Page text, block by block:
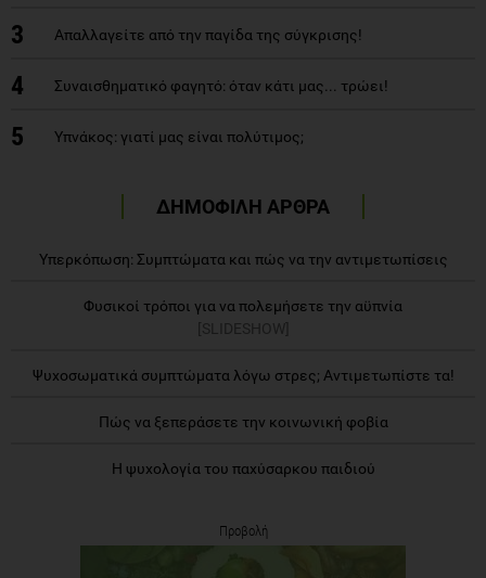
3 Απαλλαγείτε από την παγίδα της σύγκρισης!
4 Συναισθηματικό φαγητό: όταν κάτι μας... τρώει!
5 Υπνάκος: γιατί μας είναι πολύτιμος;
ΔΗΜΟΦΙΛΗ ΑΡΘΡΑ
Υπερκόπωση: Συμπτώματα και πώς να την αντιμετωπίσεις
Φυσικοί τρόποι για να πολεμήσετε την αϋπνία
[SLIDESHOW]
Ψυχοσωματικά συμπτώματα λόγω στρες; Αντιμετωπίστε τα!
Πώς να ξεπεράσετε την κοινωνική φοβία
Η ψυχολογία του παχύσαρκου παιδιού
Προβολή